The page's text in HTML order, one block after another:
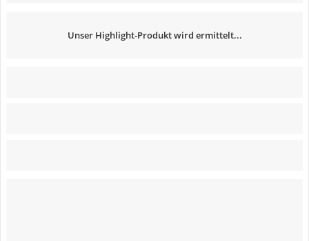
Unser Highlight-Produkt wird ermittelt...